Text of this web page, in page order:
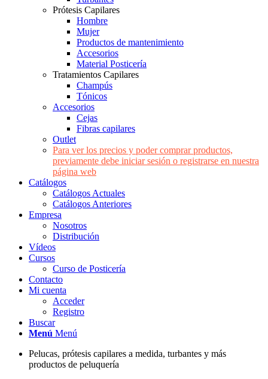
Prótesis Capilares
Hombre
Mujer
Productos de mantenimiento
Accesorios
Material Posticería
Tratamientos Capilares
Champús
Tónicos
Accesorios
Cejas
Fibras capilares
Outlet
Para ver los precios y poder comprar productos,
previamente debe iniciar sesión o registrarse en nuestra
página web
Catálogos
Catálogos Actuales
Catálogos Anteriores
Empresa
Nosotros
Distribución
Vídeos
Cursos
Curso de Posticería
Contacto
Mi cuenta
Acceder
Registro
Buscar
Menú Menú
Pelucas, prótesis capilares a medida, turbantes y más
productos de peluquería